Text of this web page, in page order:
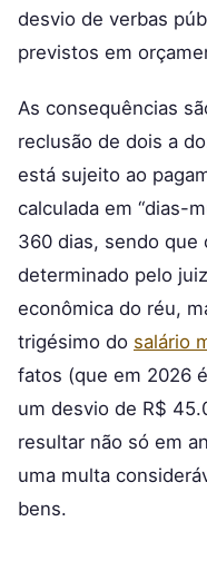
desvio de verbas
previstos em
As consequências
reclusão de dois a
está sujeito ao
calculada em “dias-
360 dias, sendo que
determinado pelo
econômica do réu,
trigésimo do salário
fatos (que em 2026
um desvio de R$
resultar não só em
uma multa
bens.